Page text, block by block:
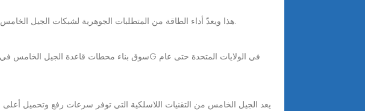
Mar 23, 2022 · هذا ويعدّ أداء الطاقة من المتطلبات الجوهرية لشبكات الجيل الخامس، حيث أن هذه الشبكات أسرع بما يصل إلى أكثر من 10 مرات من شبكات الجيل الرابع.